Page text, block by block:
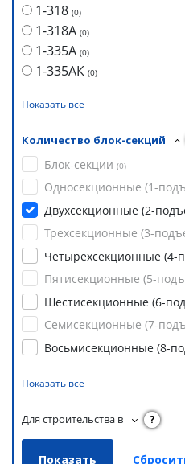
1-318 (0)
1-318А (0)
1-335А (0)
1-335АК (0)
Показать все
Количество блок-секций
Блок-секции (0)
Односекционные (1-
Двухсекционные (2-
Трехсекционные (3-
Четырехсекционные (4-
Пятисекционные (5-
Шестисекционные (6-
Семисекционные (7-
Восьмисекционные (8-
Показать все
Для строительства в ?